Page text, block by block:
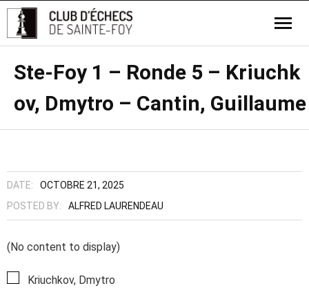
Ste-Foy 1 – Ronde 5 – Kriuchk
ov, Dmytro – Cantin, Guillaume
DATE:
OCTOBRE 21, 2025
POSTED BY:
ALFRED LAURENDEAU
(No content to display)
Kriuchkov, Dmytro